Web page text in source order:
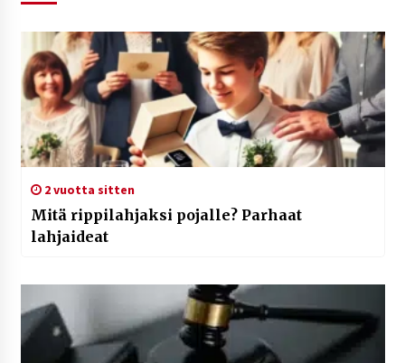
2 vuotta sitten
Mitä rippilahjaksi pojalle? Parhaat
lahjaideat